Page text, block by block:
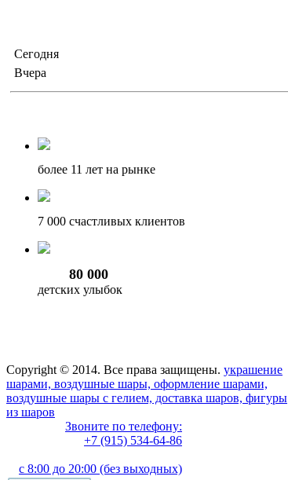
Сегодня
Вчера
более 11 лет на рынке
7 000 счастливых клиентов
80 000
детских улыбок
Copyright © 2014. Все права защищены. украшение
шарами, воздушные шары, оформление шарами,
воздушные шары с гелием, доставка шаров, фигуры
из шаров
Звоните по телефону:
+7 (915) 534-64-86
с 8:00 до 20:00 (без выходных)